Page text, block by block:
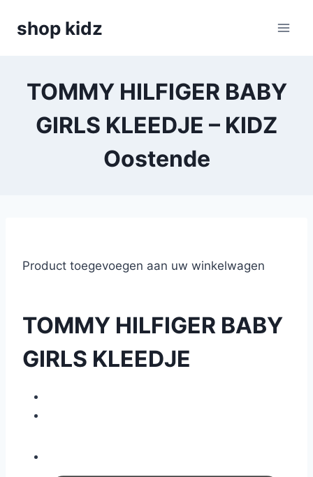
shop kidz
TOMMY HILFIGER BABY
GIRLS KLEEDJE – KIDZ
Oostende
Product toegevoegen aan uw winkelwagen
TOMMY HILFIGER BABY
GIRLS KLEEDJE